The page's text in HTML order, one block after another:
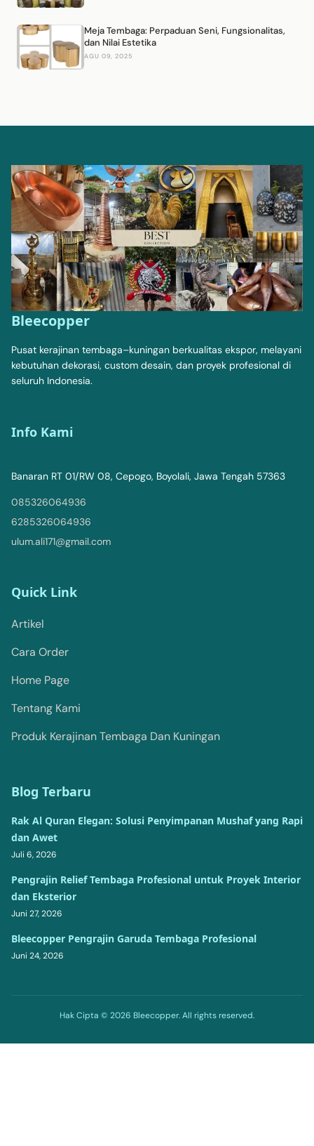
Meja Tembaga: Perpaduan Seni, Fungsionalitas,
dan Nilai Estetika
AGU 09, 2025
Bleecopper
Pusat kerajinan tembaga–kuningan berkualitas ekspor, melayani
kebutuhan dekorasi, custom desain, dan proyek profesional di
seluruh Indonesia.
Info Kami
Banaran RT 01/RW 08, Cepogo, Boyolali, Jawa Tengah 57363
085326064936
6285326064936
ulum.ali171@gmail.com
Quick Link
Artikel
Cara Order
Home Page
Tentang Kami
Produk Kerajinan Tembaga Dan Kuningan
Blog Terbaru
Rak Al Quran Elegan: Solusi Penyimpanan Mushaf yang Rapi
dan Awet
Juli 6, 2026
Pengrajin Relief Tembaga Profesional untuk Proyek Interior
dan Eksterior
Juni 27, 2026
Bleecopper Pengrajin Garuda Tembaga Profesional
Juni 24, 2026
Hak Cipta © 2026 Bleecopper. All rights reserved.